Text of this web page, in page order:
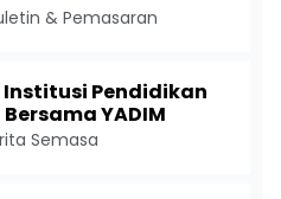
& Pemasaran
Institusi Pendidikan
YADIM
Semasa